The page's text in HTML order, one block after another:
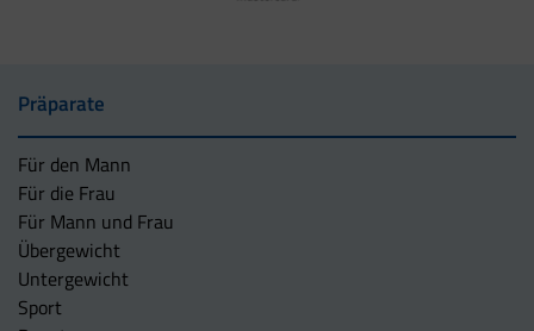
Präparate
Für den Mann
Für die Frau
Für Mann und Frau
Übergewicht
Untergewicht
Sport